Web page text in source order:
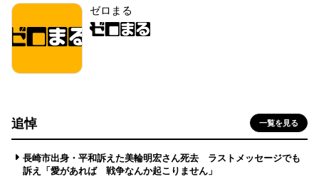
ゼロまる
追悼 一覧を見る
長崎市出身・平和訴えた美輪明宏さん死去 ラストメッセージでも
訴え「愛があれば 戦争なんか起こりません」